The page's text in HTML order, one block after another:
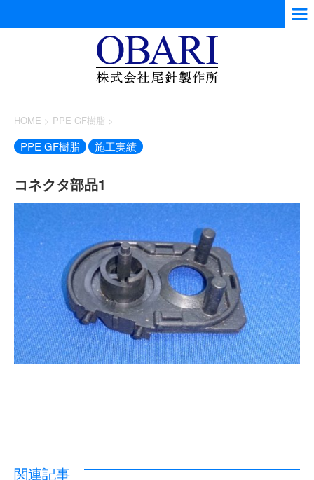
HOME > PPE GF樹脂 >
PPE GF樹脂 施工実績
コネクタ部品1
関連記事